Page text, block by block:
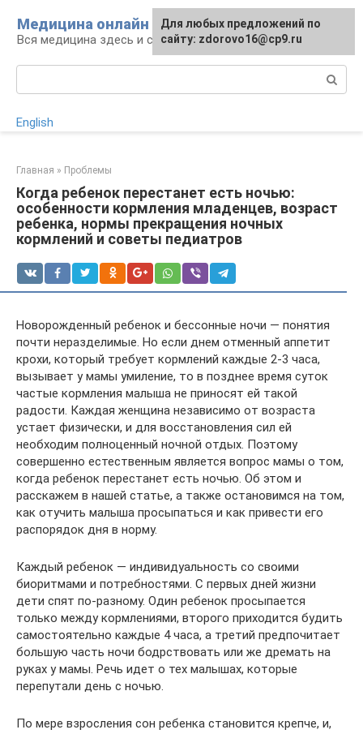
контенту
Медицина онлайн
Вся медицина здесь и сейчас
English
Главная » Проблемы
Когда ребенок перестанет есть ночью:
особенности кормления младенцев, возраст
ребенка, нормы прекращения ночных
кормлений и советы педиатров
Новорожденный ребенок и бессонные ночи — понятия
почти неразделимые. Но если днем отменный аппетит
крохи, который требует кормлений каждые 2-3 часа,
вызывает у мамы умиление, то в позднее время суток
частые кормления малыша не приносят ей такой
радости. Каждая женщина независимо от возраста
устает физически, и для восстановления сил ей
необходим полноценный ночной отдых. Поэтому
совершенно естественным является вопрос мамы о том,
когда ребенок перестанет есть ночью. Об этом и
расскажем в нашей статье, а также остановимся на том,
как отучить малыша просыпаться и как привести его
распорядок дня в норму.
Каждый ребенок — индивидуальность со своими
биоритмами и потребностями. С первых дней жизни
дети спят по-разному. Один ребенок просыпается
только между кормлениями, второго приходится будить
самостоятельно каждые 4 часа, а третий предпочитает
большую часть ночи бодрствовать или же дремать на
руках у мамы. Речь идет о тех малышах, которые
перепутали день с ночью.
По мере взросления сон ребенка становится крепче, и,
Для любых предложений по
сайту: zdorovo16@cp9.ru